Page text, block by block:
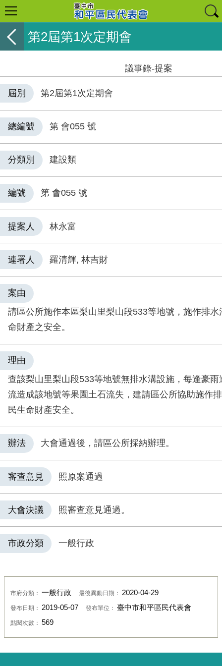
第2屆第1次定期會
議事錄-提案
屆別 第2屆第1次定期會
總編號 第 會055 號
分類別 建設類
編號 第 會055 號
提案人 林永富
連署人 羅清輝, 林吉財
案由
請區公所施作本區梨山里梨山段533等地號，施作排
命財產之安全。
理由
查該梨山里梨山段533等地號無排水溝設施，每逢豪
流造成該地號等果園土石流失，建請區公所協助施作
民生命財產安全。
辦法 大會通過後，請區公所採納辦理。
審查意見 照原案通過
大會決議 照審查意見通過。
市政分類 一般行政
市府分類： 一般行政 最後異動日期： 2020-04-29
發布日期： 2019-05-07 發布單位： 臺中市和平區民代表會
點閱次數： 569